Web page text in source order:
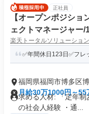
正社員
【オープンポジシ
ェクトマネージャー/
楽天トータルソリューショ
✅年間休日123日✅フ
福岡県福岡市博多区
月給30万1000円～55
求める人材: 「定年
の社会人経験 ・通...